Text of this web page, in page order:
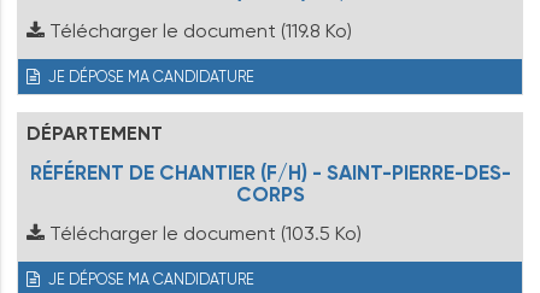
Télécharger le document (119.8 Ko)
JE DÉPOSE MA CANDIDATURE
DÉPARTEMENT
RÉFÉRENT DE CHANTIER (F/H) - SAINT-PIERRE-DES-
CORPS
Télécharger le document (103.5 Ko)
JE DÉPOSE MA CANDIDATURE